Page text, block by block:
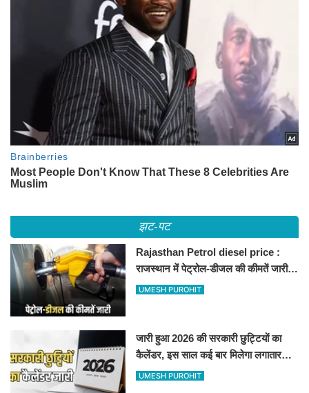
झट-पट
Rajasthan Petrol diesel price :
राजस्थान में पेट्रोल-डीजल की कीमतें जारी,
जानिए बीकानेर समेत पुरे प्रदेश में नए रेट
UMESH PUROHIT
जारी हुआ 2026 की सरकारी छुट्टियों का
कैलेंडर, इस साल कई बार मिलेगा लगातार
अवकाश, देखें
UMESH PUROHIT